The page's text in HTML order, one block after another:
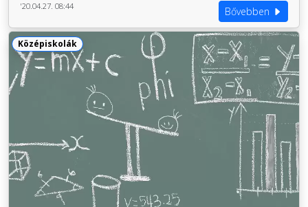
'20.04.27. 08:44 Bővebben
Középiskolák